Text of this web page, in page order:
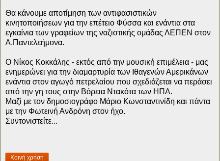
Θα κάνουμε αποτίμηση των αντιφασιστικών
κινητοποιήσεων για την επέτειο Φύσσα και ενάντια στα
εγκαίνια των γραφείων της ναζιστικής ομάδας ΛΕΠΕΝ στον
Α.Παντελεήμονα.
Ο Νίκος Κοκκάλης - εκτός από την μουσική επιμέλεια - μας
ενημερώνει για την διαμαρτυρία των Ιθαγενών Αμερικάνων
ενάντια στον αγωγό πετρελαίου που σχεδιάζεται να περάσει
από την γη τους στην Βόρεια Ντακότα των ΗΠΑ.
Μαζί με τον δημοσιογράφο Μάριο Κωνσταντινίδη και πάντα
με την Φωτεινή Ανδρόνη στον ήχο.
Συντονιστείτε...
Κοινή χρήση